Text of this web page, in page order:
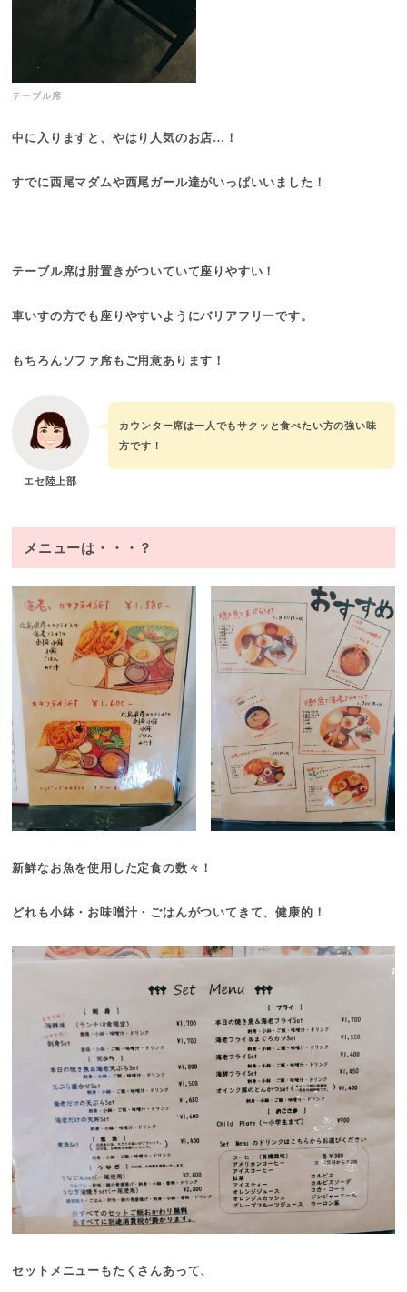
テーブル席
中に入りますと、やはり人気のお店…！
すでに西尾マダムや西尾ガール達がいっぱいいました！
テーブル席は肘置きがついていて座りやすい！
車いすの方でも座りやすいようにバリアフリーです。
もちろんソファ席もご用意あります！
エセ陸上部
カウンター席は一人でもサクッと食べたい方の強い味
方です！
メニューは・・・？
新鮮なお魚を使用した定食の数々！
どれも小鉢・お味噌汁・ごはんがついてきて、健康的！
セットメニューもたくさんあって、